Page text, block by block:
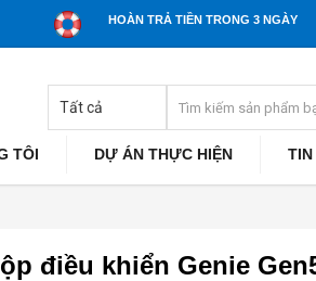
HOÀN TRẢ TIỀN TRONG 3 NGÀY
TÔI DỰ ÁN THỰC HIỆN
điều khiển Genie